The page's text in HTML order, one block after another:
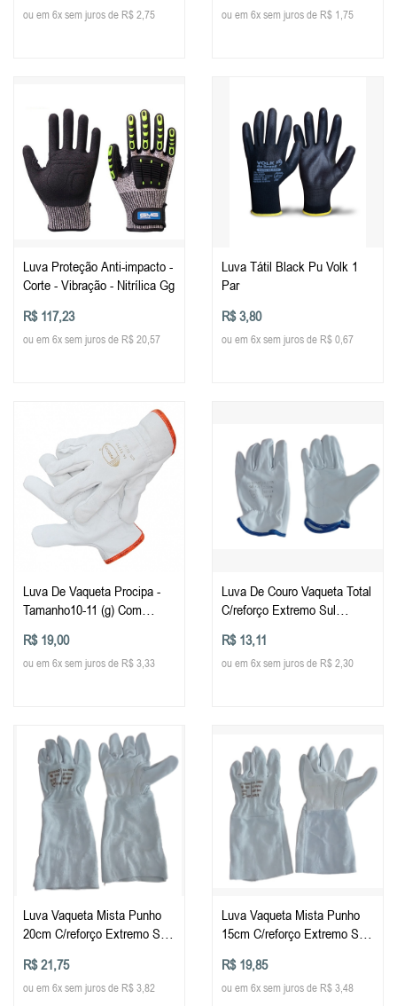
ou em 6x sem juros de R$ 2,75 ou em 6x sem juros de R$ 1,75
Luva Proteção Anti-impacto -
Corte - Vibração - Nitrílica Gg
R$ 117,23
ou em 6x sem juros de R$ 20,57
Luva Tátil Black Pu Volk 1
Par
R$ 3,80
ou em 6x sem juros de R$ 0,67
Luva De Vaqueta Procipa -
Tamanho10-11 (g) Com
R$ 19,00
ou em 6x sem juros de R$ 3,33
Luva De Couro Vaqueta Total
C/reforço Extremo Sul
R$ 13,11
ou em 6x sem juros de R$ 2,30
Luva Vaqueta Mista Punho
20cm C/reforço Extremo Sul
R$ 21,75
ou em 6x sem juros de R$ 3,82
Luva Vaqueta Mista Punho
15cm C/reforço Extremo Sul
R$ 19,85
ou em 6x sem juros de R$ 3,48